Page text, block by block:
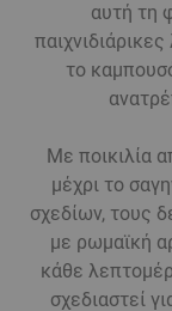
αυτή τη
το
Με ποικιλία
μέχρι το
σχεδίων, τους
με ρωμαϊκή
κάθε
σχεδιαστεί